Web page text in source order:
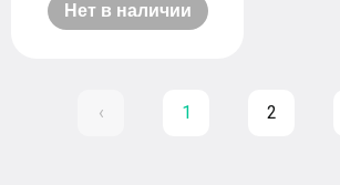
Нет в наличии
‹ 1 2